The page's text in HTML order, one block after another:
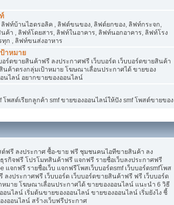
ฟท์บ้านไฮดรอลิค , ลิฟต์ขนของ, ลิฟต์ยกของ, ลิฟท์กระจก,
ค้า , ลิฟท์โดยสาร, ลิฟท์ในอาคาร, ลิฟท์นอกอาคาร, ลิฟท์โรง
ก , ลิฟท์ขนส่งอาหาร
าหมาย
อร์ดขายสินค้าฟรี ลงประกาศฟรี เว็บบอร์ด เว็บบอร์ดขายสินค้า
นค้าตรงกลุ่มเป้าหมาย โฆษณาเลื่อนประกาศได้ ขายของ
นไลน์ อยากขายของออนไลน์
โพสต์เรียกลูกค้า smf ขายของออนไลน์ให้ปัง smf โพสต์ขายของ
ต์ฟรี ลงประกาศ ซื้อ-ขาย ฟรี ชุมชนคนไอทีขายสินค้า ลง
รกิจฟรี โปรโมทสินค้าฟรี แจกฟรี รายชื่อเว็บลงประกาศฟรี
แจกฟรี รายชื่อเว็บ แจกฟรีโพสเว็บบอร์ดsmf เว็บบอร์ดsmfโพส
ลงประกาศฟรี เว็บบอร์ด เว็บบอร์ดขายสินค้าฟรี ฟรี เว็บบอร์ด
หมาย โฆษณาเลื่อนประกาศได้ ขายของออนไลน์ แนะนำ 6 วิธี
นไลน์ เริ่มต้นขายของออนไลน์ ขายของออนไลน์ เริ่มยังไง ชี้
ออนไลน์ สร้างเว็บฟรีประกาศ